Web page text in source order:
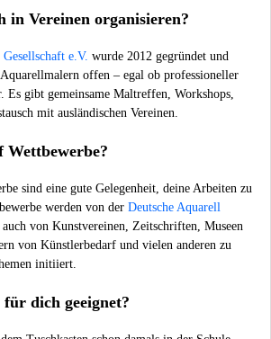
in Vereinen organisieren?
e.V. wurde 2012 gegründet und
offen – egal ob professioneller
Es gibt gemeinsame Maltreffen, Workshops,
mit ausländischen Vereinen.
sind eine gute Gelegenheit, deine Arbeiten zu
werden von der Deutsche Aquarell
auch von Kunstvereinen, Zeitschriften, Museen
von Künstlerbedarf und vielen anderen zu
initiiert.
dich geeignet?